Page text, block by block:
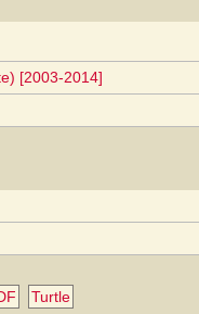
[2003-2014]
Turtle